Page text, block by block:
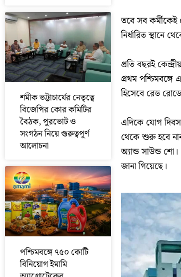
শমীক ভট্টাচার্যের নেতৃত্বে
বিজেপির কোর কমিটির
বৈঠক, পুরভোট ও
সংগঠন নিয়ে গুরুত্বপূর্ণ
আলোচনা
পশ্চিমবঙ্গে ৭৫০ কোটি
বিনিয়োগ ইমামি
তবে সব কর্মীকেই
নির্ধারিত স্থানে
প্রতি বছরই
প্রথম
হিসেবে রেড রোডে
এদিকে যোগ
থেকে শুরু হবে
অ্যান্ড সাউন্ড
জানা গিয়েছে।